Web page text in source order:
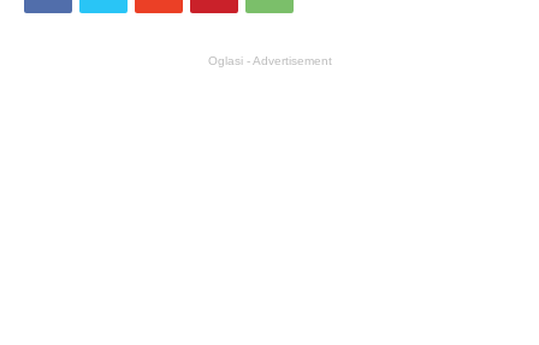
Oglasi - Advertisement